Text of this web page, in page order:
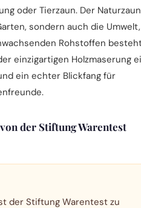
oder Tierzaun. Der Naturzaun
sondern auch die
Rohstoffen
einzigartigen Holzmaserung
ein echter Blickfang für
der Stiftung Warentest
der Stiftung Warentest zu